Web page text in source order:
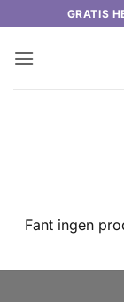
content
GRATIS
Fant ingen